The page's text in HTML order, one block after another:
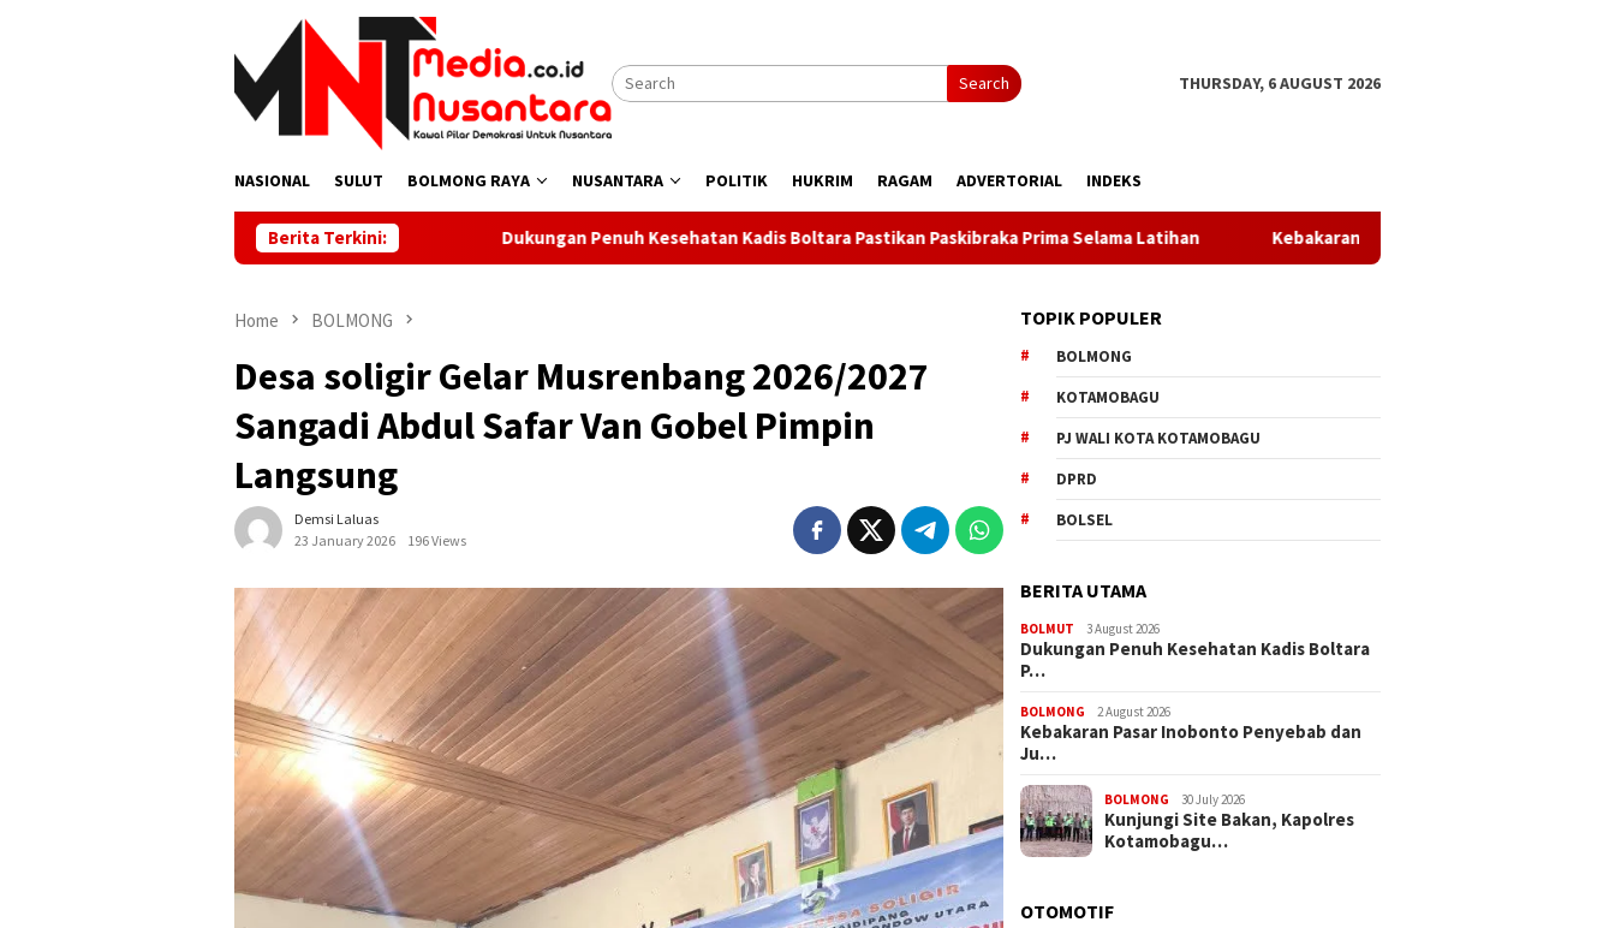
Search
THURSDAY, 6 AUGUST 2026
NASIONAL SULUT BOLMONG RAYA NUSANTARA POLITIK HUKRIM RAGAM ADVERTORIAL INDEKS
Berita Terkini:
Dukungan Penuh Kesehatan Kadis Boltara Pastikan Paskibraka Prima Selama Latihan Kebakaran Pasar Inobonto Penyebab dan Jumlah Kerugian Masi
Home BOLMONG
Desa soligir Gelar Musrenbang 2026/2027
Sangadi Abdul Safar Van Gobel Pimpin
Langsung
Demsi Laluas
23 January 2026
196 Views
TOPIK POPULER
BOLMONG
KOTAMOBAGU
PJ WALI KOTA KOTAMOBAGU
DPRD
BOLSEL
BERITA UTAMA
BOLMUT 3 August 2026
Dukungan Penuh Kesehatan Kadis Boltara
P…
BOLMONG 2 August 2026
Kebakaran Pasar Inobonto Penyebab dan
Ju…
BOLMONG 30 July 2026
Kunjungi Site Bakan, Kapolres
Kotamobagu…
OTOMOTIF